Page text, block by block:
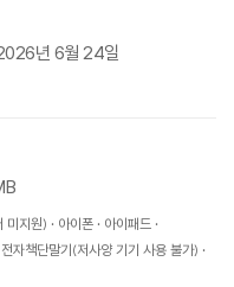
년 6월 24일
미지원) 아이폰
아이패드
전자책단말기(저사양 기기 사용 불가)